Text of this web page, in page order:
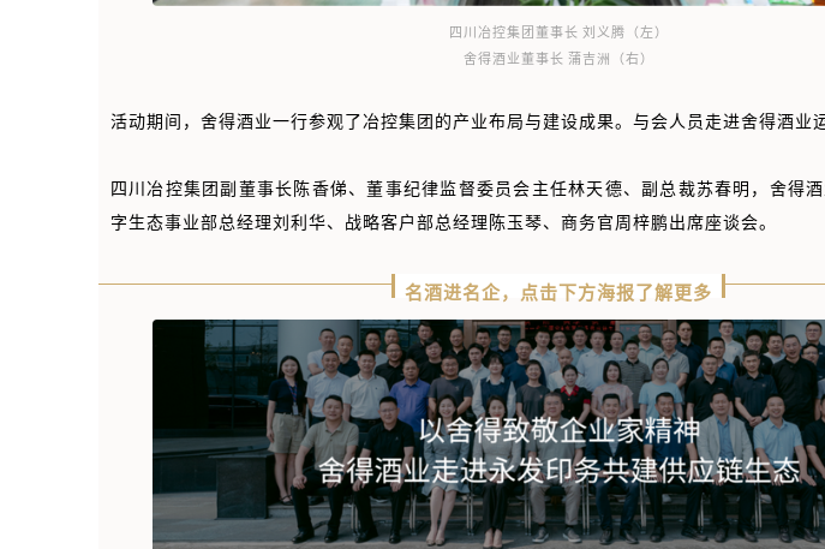
四川冶控集团董事长 刘义腾（左）
舍得酒业董事长 蒲吉洲（右）
活动期间，舍得酒业一行参观了冶控集团的产业布局与建设成果。与会人员走进舍得酒业
四川冶控集团副董事长陈香俤、董事纪律监督委员会主任林天德、副总裁苏春明，舍得
字生态事业部总经理刘利华、战略客户部总经理陈玉琴、商务官周梓鹏出席座谈会。
名酒进名企，点击下方海报了解更多